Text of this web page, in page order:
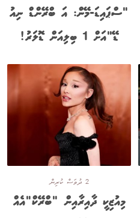
"ސްޕައިޑަ-މޭން: އަ ބްރޭންޑް ނިއު
ޑޭ"އަށް 1 ބިލިއަން ޑޮލަރު!
2 ދުވަސް ކުރިން
މިއުޒިކީ ދާއިރާއިން "ބްރޭކް"އެއް